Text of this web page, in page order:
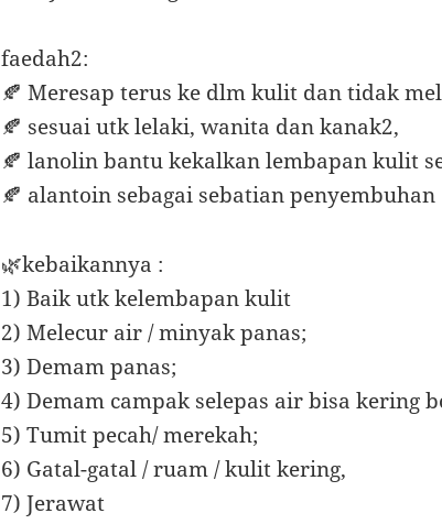
faedah2:
🍂 Meresap terus ke dlm kulit dan tidak
🍂 sesuai utk lelaki, wanita dan kanak2,
🍂 lanolin bantu kekalkan lembapan kulit
🍂 alantoin sebagai sebatian penyembuhan
🌿kebaikannya :
1) Baik utk kelembapan kulit
2) Melecur air / minyak panas;
3) Demam panas;
4) Demam campak selepas air bisa kering
5) Tumit pecah/ merekah;
6) Gatal-gatal / ruam / kulit kering,
7) Jerawat